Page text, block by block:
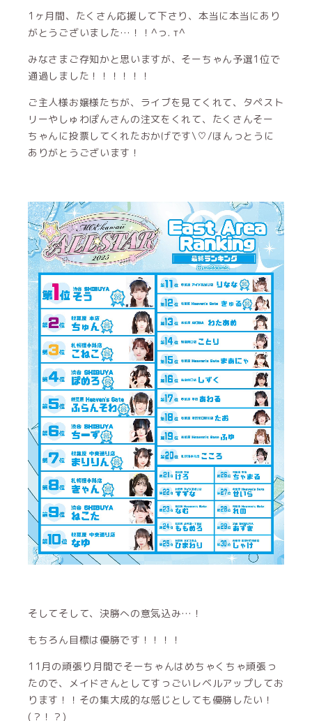
1ヶ月間、たくさん応援して下さり、本当に本当にあり
がとうございました…！！^っ. т^
みなさまご存知かと思いますが、そーちゃん予選1位で
通過しました！！！！！！
ご主人様お嬢様たちが、ライブを見てくれて、タペスト
リーやしゅわぽんさんの注文をくれて、たくさんそー
ちゃんに投票してくれたおかげです\♡/ほんっとうに
ありがとうございます！
そしてそして、決勝への意気込み…！
もちろん目標は優勝です！！！！
11月の頑張り月間でそーちゃんはめちゃくちゃ頑張っ
たので、メイドさんとしてすっごいレベルアップしてお
ります！！その集大成的な感じとしても優勝したい！
(？！？)